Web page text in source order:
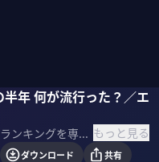
年 何が流行った？／エ
気になるテーマのランキングを専門家と共に徹底分析し、世相を読み解く「ランキング超分析」。第19回は「2026年上半期ヒット総括・下半期ヒット予測」。前編では、『日経トレンディ』総編集長の澤原昇氏と、『The HEADLINE』編集長の石田健氏が「上半期ヒット」を解説する。 ＜出演＞ 澤原 昇 『日経トレンディ』総編集長 もっと見る
ダウンロード 共有